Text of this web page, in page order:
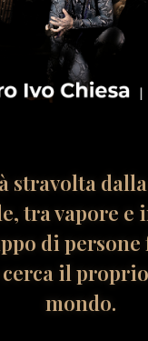
stravolta
tra vapore e
di
il
mondo.